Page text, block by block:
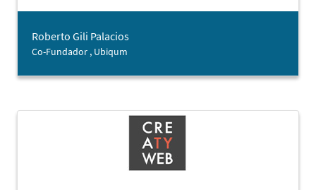
en la data prevista. Magnífic servei i espero que tornem a
utilitzar-lo en la propera ampliació.
Roberto Gili Palacios
Co-Fundador , Ubiqum